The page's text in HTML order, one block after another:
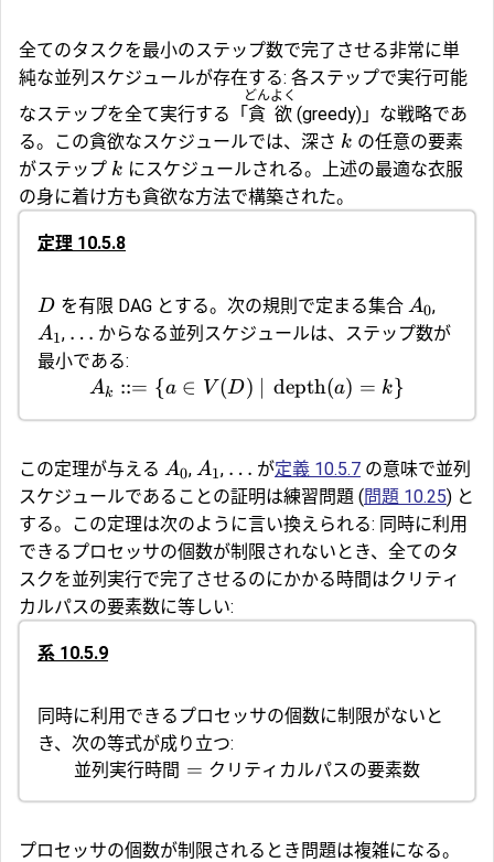
全てのタスクを最小のステップ数で完了させる非常に単
純な並列スケジュールが存在する: 各ステップで実行可能
なステップを全て実行する「貪欲
どんよく
(greedy)」な戦略であ
る。この貪欲なスケジュールでは、深さ k の任意の要素
がステップ k にスケジュールされる。上述の最適な衣服
の身に着け方も貪欲な方法で構築された。
定理 10.5.8
D を有限 DAG とする。次の規則で定まる集合 A0,
A1, … からなる並列スケジュールは、ステップ数が
最小である:
Ak ::= {a ∈ V (D) depth(a) = k}
この定理が与える A0, A1, … が定義 10.5.7 の意味で並列
スケジュールであることの証明は練習問題 (問題 10.25) と
する。この定理は次のように言い換えられる: 同時に利用
できるプロセッサの個数が制限されないとき、全てのタ
スクを並列実行で完了させるのにかかる時間はクリティ
カルパスの要素数に等しい:
系 10.5.9
同時に利用できるプロセッサの個数に制限がないと
き、次の等式が成り立つ:
並列実行時間 = クリティカルパスの要素数
プロセッサの個数が制限されるとき問題は複雑になる。